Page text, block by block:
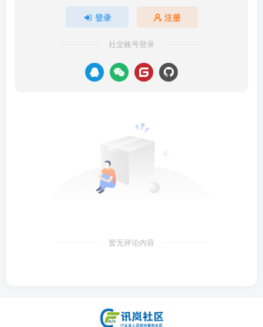
登录 注册
社交账号登录
暂无评论内容